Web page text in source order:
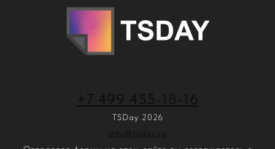
+7 499 455-18-16
TSDay 2026
info@tsday.ru